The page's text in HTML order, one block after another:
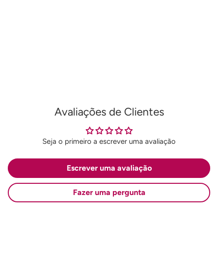
Avaliações de Clientes
Seja o primeiro a escrever uma avaliação
Escrever uma avaliação
Fazer uma pergunta